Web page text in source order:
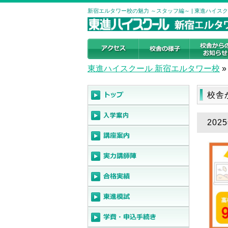
新宿エルタワー校の魅力 ～スタッフ編～ | 東進ハイス
東進ハイスクール 新宿エルタワー校 »
校舎